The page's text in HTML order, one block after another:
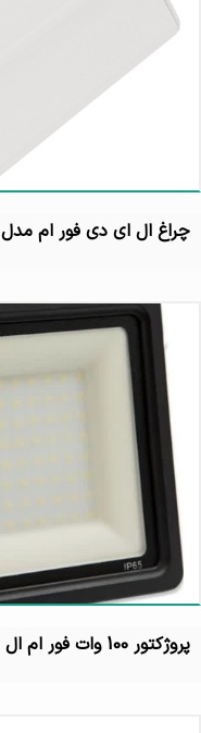
چراغ ال ای دی فور ام مدل MB003K747W SMD
پروژکتور 100 وات فور ام ال ای دی مدل دیواری